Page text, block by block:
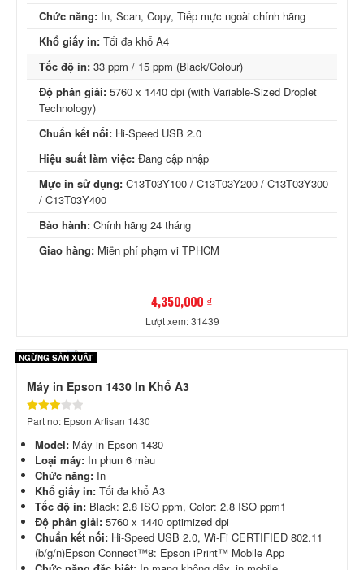
Chức năng: In, Scan, Copy, Tiếp mực ngoài chính hãng
Khổ giấy in: Tối đa khổ A4
Tốc độ in: 33 ppm / 15 ppm (Black/Colour)
Độ phân giải: 5760 x 1440 dpi (with Variable-Sized Droplet
Technology)
Chuẩn kết nối: Hi-Speed USB 2.0
Hiệu suất làm việc: Đang cập nhập
Mực in sử dụng: C13T03Y100 / C13T03Y200 / C13T03Y300
/ C13T03Y400
Bảo hành: Chính hãng 24 tháng
Giao hàng: Miễn phí phạm vi TPHCM
4,350,000 ₫
Lượt xem: 31439
NGỪNG SẢN XUẤT
Máy in Epson 1430 In Khổ A3
Part no: Epson Artisan 1430
Model: Máy in Epson 1430
Loại máy: In phun 6 màu
Chức năng: In
Khổ giấy in: Tối đa khổ A3
Tốc độ in: Black: 2.8 ISO ppm, Color: 2.8 ISO ppm1
Độ phân giải: 5760 x 1440 optimized dpi
Chuẩn kết nối: Hi-Speed USB 2.0, Wi-Fi CERTIFIED 802.11
(b/g/n)Epson Connect™8: Epson iPrint™ Mobile App